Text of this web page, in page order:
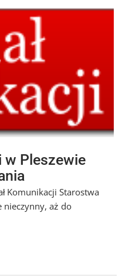
w Pleszewie
Komunikacji Starostwa
nieczynny, aż do